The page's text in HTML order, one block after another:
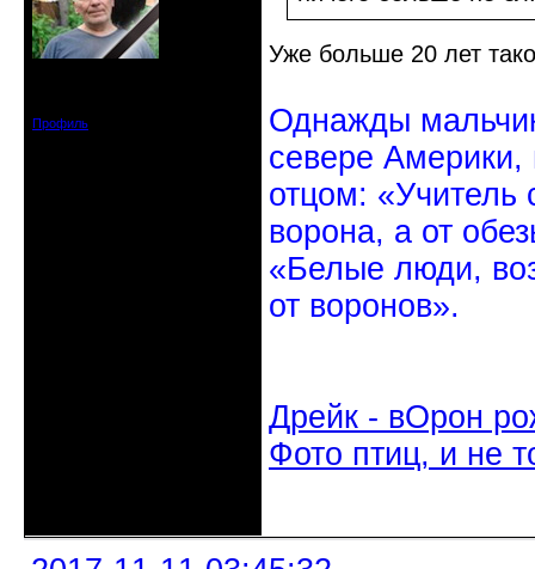
Профиль
Уже больше 20 лет
Однажды
севере
отцом: «Учитель
ворона, а от
«Белые люди,
от воронов».
Дрейк - вОрон
Фото птиц, и не